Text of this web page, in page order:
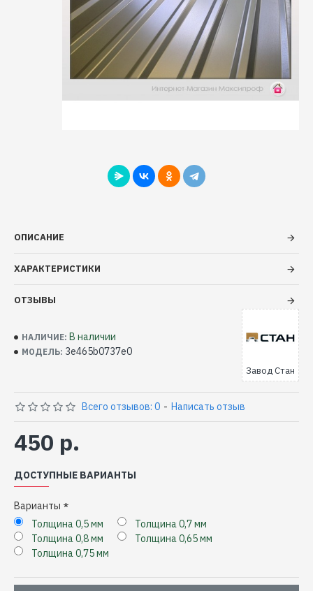
ОПИСАНИЕ
ХАРАКТЕРИСТИКИ
ОТЗЫВЫ
НАЛИЧИЕ: В наличии
МОДЕЛЬ: 3e465b0737e0
Завод Стан
Всего отзывов: 0 - Написать отзыв
450 р.
ДОСТУПНЫЕ ВАРИАНТЫ
Варианты
Толщина 0,5 мм
Толщина 0,7 мм
Толщина 0,8 мм
Толщина 0,65 мм
Толщина 0,75 мм